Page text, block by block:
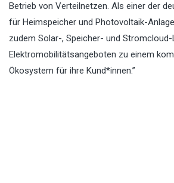
Betrieb von Verteilnetzen. Als einer der
für Heimspeicher und Photovoltaik-
zudem Solar-, Speicher- und
Elektromobilitätsangeboten zu einem
Ökosystem für ihre Kund*innen.”